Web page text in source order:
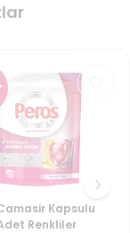
Kapsulu
Renkliler